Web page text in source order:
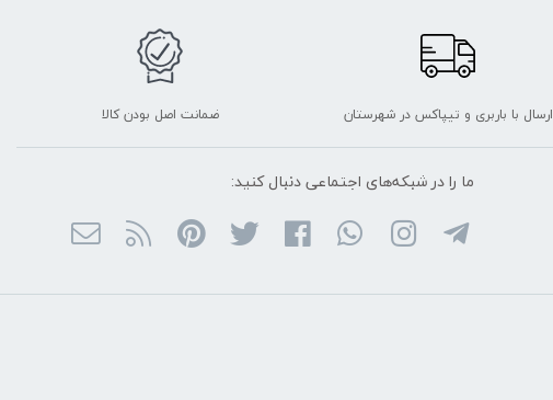
ارسال با باربری و تیپاکس در شهرستان ضمانت اصل بودن کالا
ما را در شبکه‌های اجتماعی دنبال کنید: